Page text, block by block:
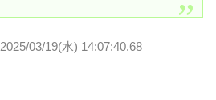
2025/03/19(水) 14:07:40.68